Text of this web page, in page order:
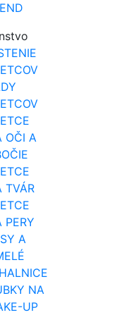
OČI A
TVÁR
PERY
A
NA
UP